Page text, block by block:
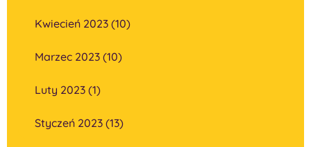
Kwiecień 2023 (10)
Marzec 2023 (10)
Luty 2023 (1)
Styczeń 2023 (13)